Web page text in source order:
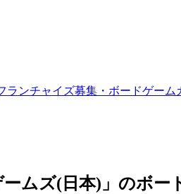
ムズ(日本)」のボー